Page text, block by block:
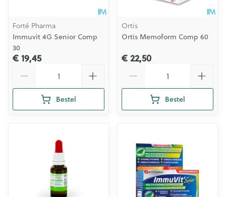
Forté Pharma
Immuvit 4G Senior Comp
30
€ 19,45
Bestel
Ortis
Ortis Memoform Comp 60
€ 22,50
Bestel